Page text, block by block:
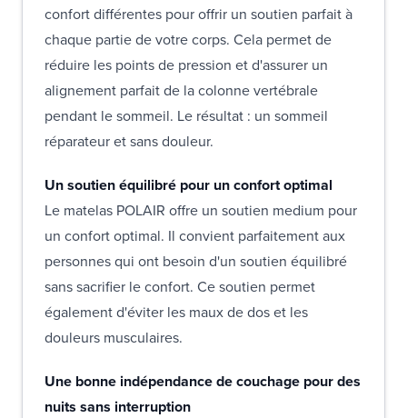
confort différentes pour offrir un soutien parfait à
chaque partie de votre corps. Cela permet de
réduire les points de pression et d'assurer un
alignement parfait de la colonne vertébrale
pendant le sommeil. Le résultat : un sommeil
réparateur et sans douleur.
Un soutien équilibré pour un confort optimal
Le matelas POLAIR offre un soutien medium pour
un confort optimal. Il convient parfaitement aux
personnes qui ont besoin d'un soutien équilibré
sans sacrifier le confort. Ce soutien permet
également d'éviter les maux de dos et les
douleurs musculaires.
Une bonne indépendance de couchage pour des
nuits sans interruption